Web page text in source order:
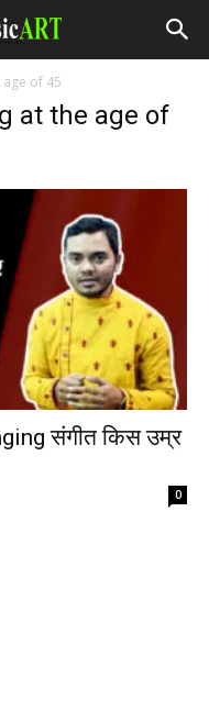
of 45
at the age of
संगीत किस उम्र
0